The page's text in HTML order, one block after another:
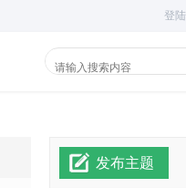
登陆
发布主题